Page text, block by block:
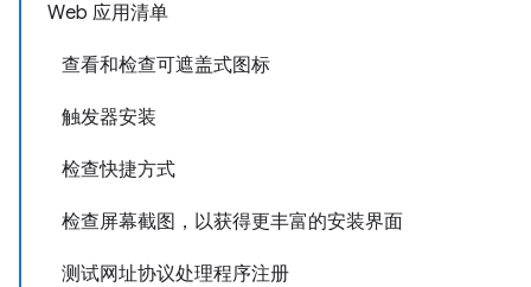
Web 应用清单
查看和检查可遮盖式图标
触发器安装
检查快捷方式
检查屏幕截图，以获得更丰富的安装界面
测试网址协议处理程序注册